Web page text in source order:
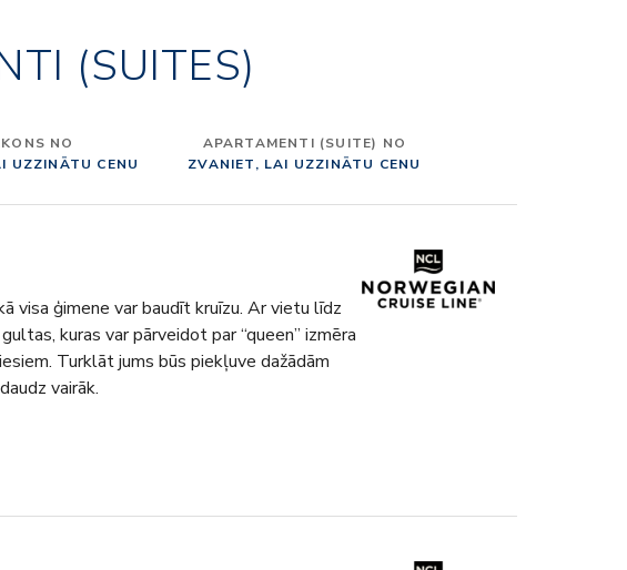
(SUITES)
NO
UZZINĀTU CENU
APARTAMENTI (SUITE) NO
ZVANIET, LAI UZZINĀTU CENU
visa ģimene var baudīt kruīzu. Ar vietu līdz
kuras var pārveidot par “queen” izmēra
Turklāt jums būs piekļuve dažādām
vairāk.